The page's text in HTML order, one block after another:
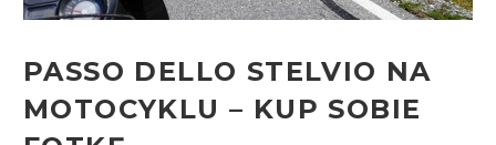
PASSO DELLO STELVIO NA
MOTOCYKLU – KUP SOBIE